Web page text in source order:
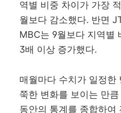
역별 비중 차이가 가장
월보다 감소했다. 반면
MBC는 9월보다 지역별
3배 이상 증가했다.
매월마다 수치가 일정한
쭉한 변화를 보이는 만큼
동안의 통계를 종합하여